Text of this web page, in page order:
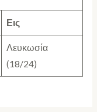
Εις
Λευκωσία
(18/24)